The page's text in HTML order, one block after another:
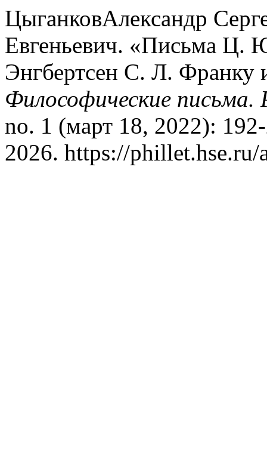
ЦыганковАлександр
Евгеньевич. «Письма Ц.
Энгбертсен С. Л. Франку
Философические письма.
no. 1 (март 18, 2022):
2026. https://